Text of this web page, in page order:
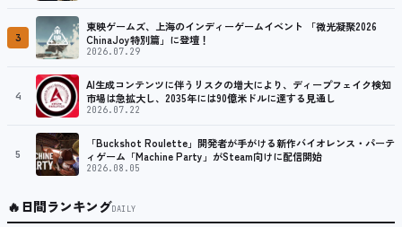
3
東映ゲームズ、上海のインディーゲームイベント 「微光凝聚2026
ChinaJoy特別篇」に登壇！
2026.07.29
4
AI生成コンテンツに伴うリスクの増大により、ディープフェイク検知
市場は急拡大し、2035年には90億米ドルに達する見通し
2026.07.22
5
「Buckshot Roulette」開発者が手がける新作バイオレンス・パーテ
ィゲーム「Machine Party」がSteam向けに配信開始
2026.08.05
🔥日間ランキングDAILY